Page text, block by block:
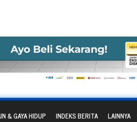
& GAYA HIDUP INDEKS BERITA LAINNYA